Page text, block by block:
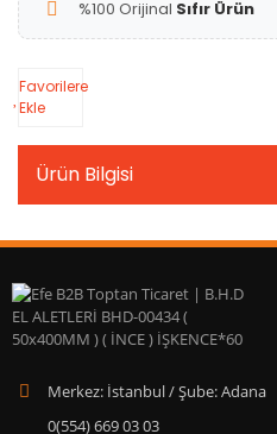
%100 Orijinal Sıfır Ürün
Favorilere
Ekle
Ürün Bilgisi
Merkez: İstanbul / Şube: Adana
0(554) 669 03 03